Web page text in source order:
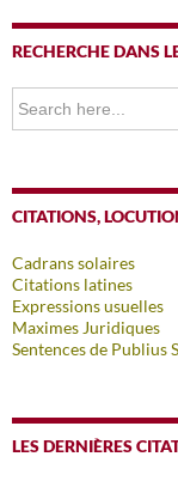
RECHERCHE DANS
Search
for:
CITATIONS,
Cadrans solaires
Citations latines
Expressions usuelles
Maximes Juridiques
Sentences de Publius
LES DERNIÈRES